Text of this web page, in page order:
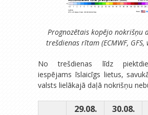
Prognozētais kopējo nokrišņu
trešdienas rītam (ECMWF, GFS,
No trešdienas līdz
iespējams īslaicīgs lietus,
valsts lielākajā daļā nokrišņu
29.08. 30.08.